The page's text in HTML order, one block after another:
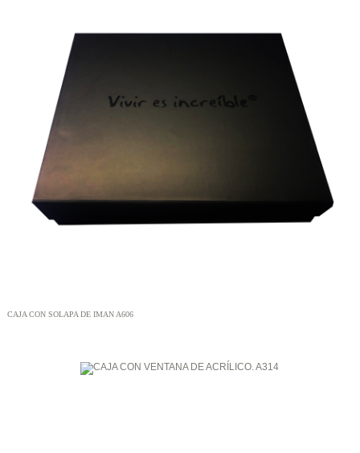
CAJA CON SOLAPA DE IMAN A606